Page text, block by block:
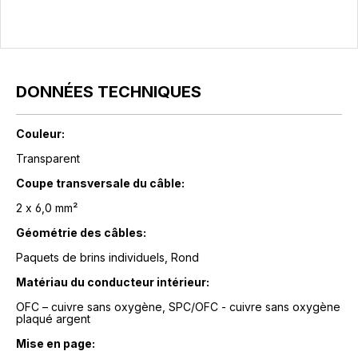
DONNÉES TECHNIQUES
Couleur:
Transparent
Coupe transversale du câble:
2 x 6,0 mm²
Géométrie des câbles:
Paquets de brins individuels, Rond
Matériau du conducteur intérieur:
OFC – cuivre sans oxygène, SPC/OFC - cuivre sans oxygène
plaqué argent
Mise en page: